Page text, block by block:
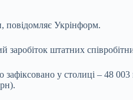
повідомляє Укрінформ.
штатних
у столиці – 48